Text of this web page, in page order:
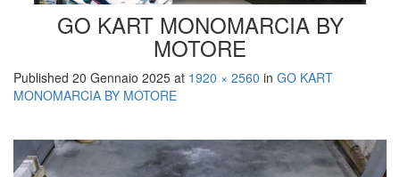
GO KART MONOMARCIA BY
MOTORE
Published 20 Gennaio 2025 at 1920 × 2560 in GO KART
MONOMARCIA BY MOTORE